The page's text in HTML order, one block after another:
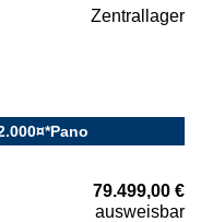
Zentrallager
79.499,00 €
ausweisbar